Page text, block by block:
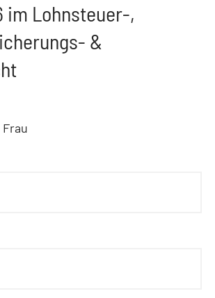
im Lohnsteuer-,
&
Frau